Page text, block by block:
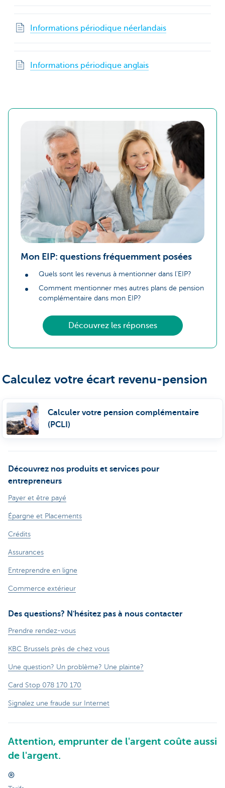
Informations périodique néerlandais
Informations périodique anglais
Mon EIP: questions fréquemment posées
Quels sont les revenus à mentionner dans l'EIP?
Comment mentionner mes autres plans de pension
complémentaire dans mon EIP?
Découvrez les réponses
Calculez votre écart revenu-pension
Calculer votre pension complémentaire
(PCLI)
Découvrez nos produits et services pour
entrepreneurs
Payer et être payé
Épargne et Placements
Crédits
Assurances
Entreprendre en ligne
Commerce extérieur
Des questions? N'hésitez pas à nous contacter
Prendre rendez-vous
KBC Brussels près de chez vous
Une question? Un problème? Une plainte?
Card Stop 078 170 170
Signalez une fraude sur Internet
Attention, emprunter de l'argent coûte aussi
de l'argent.
®